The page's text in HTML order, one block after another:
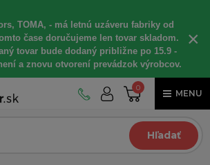
TOMA, - má letnú uzáveru fabriky od
čase doručujeme len tovar skladom.
tovar bude dodaný približne po 15.9 -
a znovu otvorení prevádzok výrobcov.
×
0
MENU
Hľadať